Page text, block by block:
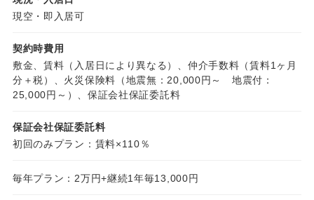
現空・即入居可
契約時費用
敷金、賃料（入居日により異なる）、仲介手数料（賃料1ヶ月
分＋税）、火災保険料（地震無：20,000円～ 地震付：
25,000円～）、保証会社保証委託料
保証会社保証委託料
初回のみプラン：賃料×110％
毎年プラン：2万円+継続1年毎13,000円